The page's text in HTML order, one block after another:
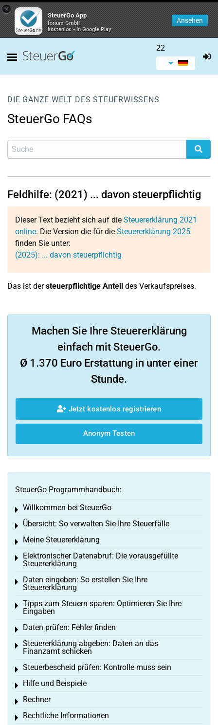
×
SteuerGo App
forium GmbH
kostenlos - In Google Play
Ansehen
22
DIE GANZE WELT DES STEUERWISSENS
SteuerGo FAQs
Feldhilfe: (2021) ... davon steuerpflichtig
Dieser Text bezieht sich auf die Steuererklärung 2021
online. Die Version die für die Steuererklärung 2025
finden Sie unter:
(2025): ... davon steuerpflichtig
Das ist dersteuerpflichtige Anteil des Verkaufspreises.
Machen Sie Ihre Steuererklärung
einfach mit SteuerGo.
Ø 1.370 Euro Erstattung in unter einer
Stunde.
Jetzt kostenlos registrieren
Anonym Testen
SteuerGo Programmhandbuch:
Willkommen bei SteuerGo
Toggle menu
Übersicht: So verwalten Sie Ihre Steuerfälle
Toggle menu
Meine Steuererklärung
Toggle menu
Elektronischer Datenabruf: Die vorausgefüllte
Steuererklärung
Toggle menu
Daten eingeben: So erstellen Sie Ihre
Steuererklärung
Toggle menu
Tipps zum Steuern sparen: Optimieren Sie Ihre
Eingaben
Toggle menu
Daten prüfen: Fehler finden
Toggle menu
Steuererklärung abgeben: Daten an das
Finanzamt schicken
Toggle menu
Steuerbescheid prüfen: Kontrolle muss sein
Toggle menu
Hilfe und Beispiele
Toggle menu
Rechner
Toggle menu
Rechtliche Informationen
Toggle menu